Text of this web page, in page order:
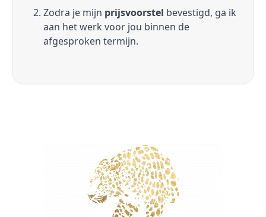
Zodra je mijn prijsvoorstel bevestigd, ga ik
aan het werk voor jou binnen de
afgesproken termijn.